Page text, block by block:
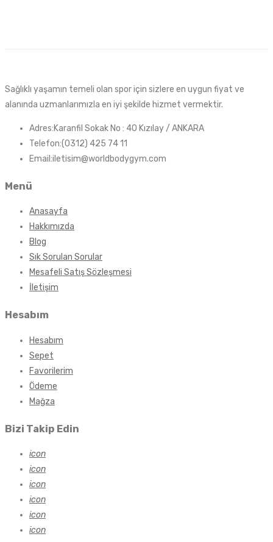
Sağlıklı yaşamın temeli olan spor için sizlere en uygun fiyat ve
alanında uzmanlarımızla en iyi şekilde hizmet vermektir.
Adres:Karanfil Sokak No : 40 Kızılay / ANKARA
Telefon:(0312) 425 74 11
Email:iletisim@worldbodygym.com
Menü
Anasayfa
Hakkımızda
Blog
Sık Sorulan Sorular
Mesafeli Satış Sözleşmesi
İletişim
Hesabım
Hesabım
Sepet
Favorilerim
Ödeme
Mağza
Bizi Takip Edin
icon
icon
icon
icon
icon
icon